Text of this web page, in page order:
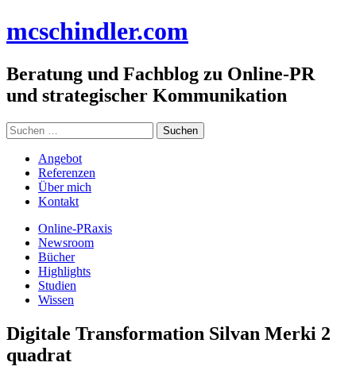
Inhalt
mcschindler.com
Beratung und Fachblog zu Online-PR
und strategischer Kommunikation
Suchen
nach:
Angebot
Referenzen
Über mich
Kontakt
Online-PRaxis
Newsroom
Bücher
Highlights
Studien
Wissen
Digitale Transformation Silvan Merki 2
quadrat